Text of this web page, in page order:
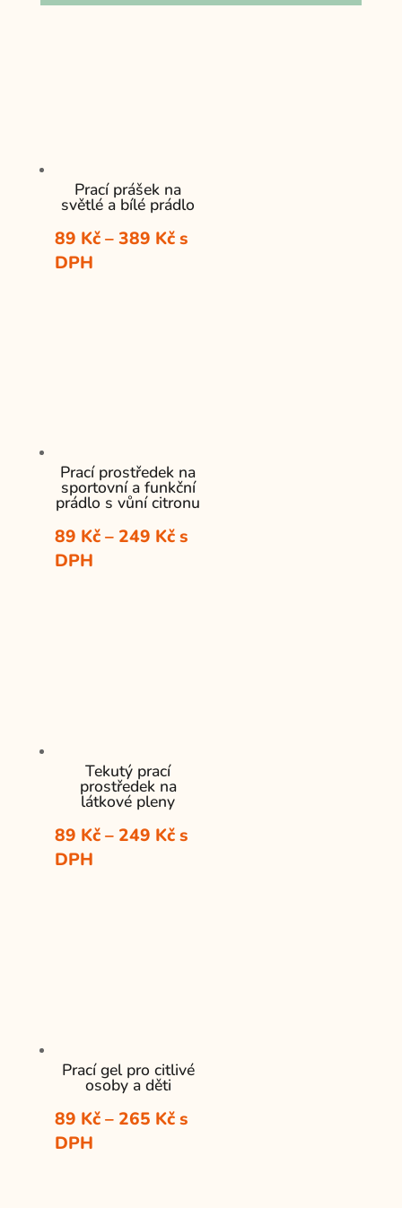
Prací prášek na
světlé a bílé prádlo
89 Kč – 389 KčRozpětí
s
DPH
Prací prostředek na
sportovní a funkční
prádlo s vůní citronu
89 Kč – 249 KčRozpětí
s
DPH
Tekutý prací
prostředek na
látkové pleny
89 Kč – 249 KčRozpětí
s
DPH
Prací gel pro citlivé
osoby a děti
89 Kč – 265 KčRozpětí
s
DPH